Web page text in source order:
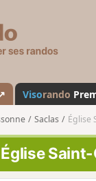
s
a
n
d
o
Visorando
Saclas Église